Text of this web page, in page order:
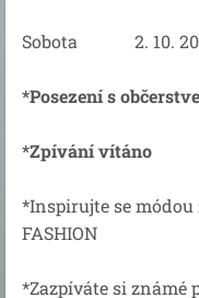
Sobota 2. 10. 2021
*Posezení s
*Zpívání vítáno
*Inspirujte se
FASHION
*Zazpíváte si známé